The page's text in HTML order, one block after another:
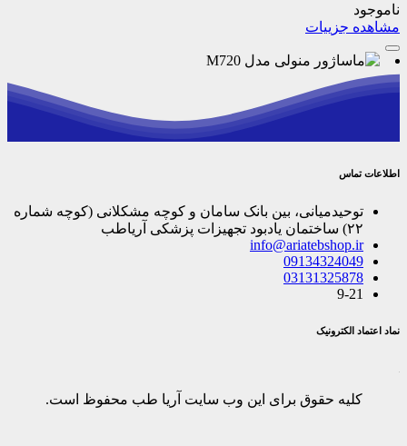
ناموجود
مشاهده جزییات
اطلاعات تماس
توحیدمیانی، بین بانک سامان و کوچه مشکلانی (کوچه شماره
۲۲) ساختمان یادبود تجهیزات پزشکی آریاطب
info@ariatebshop.ir
09134324049
03131325878
9-21
نماد اعتماد الکترونیک
کلیه حقوق برای این وب سایت آریا طب محفوظ است.